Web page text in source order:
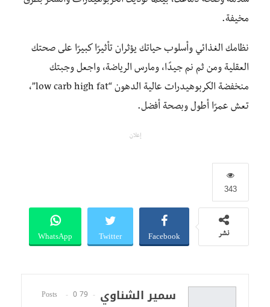
مخيفة.
نظامك الغذائي وأسلوب حياتك يؤثران تأثيرًا كبيرًا على صحتك
العقلية ومن ثم نم جيدًا، ومارس الرياضة، واجعل وجبتك
منخفضة الكربوهيدرات عالية الدهون “low carb high fat”،
تعش عمرًا أطول وبصحة أفضل.
إعلان
343
نشر Facebook
Twitter
WhatsApp
سمير الشناوي 79 Posts
0